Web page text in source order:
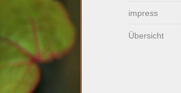
impress
Übersicht